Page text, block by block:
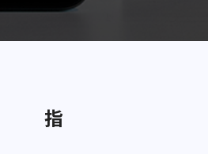
指